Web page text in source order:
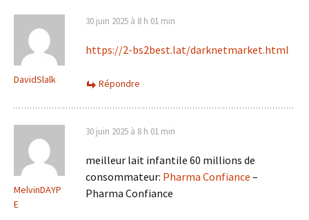
DavidSlalk
30 juin 2025 à 8 h 01 min
https://2-bs2best.lat/darknetmarket.html
Répondre
MelvinDAYP
E
30 juin 2025 à 8 h 01 min
meilleur lait infantile 60 millions de
consommateur: Pharma Confiance –
Pharma Confiance